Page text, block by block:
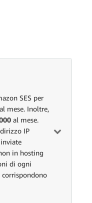
SES per
mese. Inoltre,
al mese.
IP
in hosting
di ogni